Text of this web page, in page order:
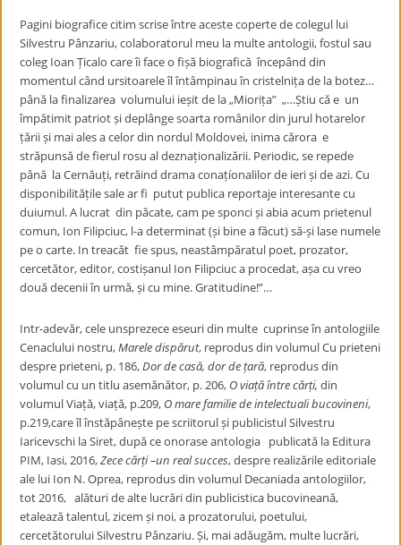
Pagini biografice citim scrise între aceste coperte de colegul lui
Silvestru Pânzariu, colaboratorul meu la multe antologii, fostul sau
coleg Ioan Țicalo care îi face o fișă biografică începând din
momentul când ursitoarele îl întâmpinau în cristelnița de la botez…
până la finalizarea volumului ieșit de la „Miorița” „…Știu că e un
împătimit patriot și deplânge soarta românilor din jurul hotarelor
țării și mai ales a celor din nordul Moldovei, inima cărora e
străpunsă de fierul rosu al deznaționalizării. Periodic, se repede
până la Cernăuți, retrăind drama conațíonalilor de ieri și de azi. Cu
disponibilitățile sale ar fi putut publica reportaje interesante cu
duiumul. A lucrat din păcate, cam pe sponci și abia acum prietenul
comun, Ion Filipciuc, l-a determinat (și bine a făcut) să-și lase numele
pe o carte. In treacăt fie spus, neastâmpăratul poet, prozator,
cercetător, editor, costișanul Ion Filipciuc a procedat, așa cu vreo
două decenii în urmă, și cu mine. Gratitudine!”…
Intr-adevăr, cele unsprezece eseuri din multe cuprinse în antologiile
Cenaclului nostru,Marele dispărut, reprodus din volumul Cu prieteni
despre prieteni, p. 186,Dor de casă, dor de țară, reprodus din
volumul cu un titlu asemănător, p. 206, O viață între cărți,din
volumul Viață, viață, p.209, O mare familie de intelectuali bucovineni,
p.219,care îl înstăpânește pe scriitorul și publicistul Silvestru
Iaricevschi la Siret, după ce onorase antologia publicată la Editura
PIM, Iasi, 2016,Zece cărți –un real succes, despre realizările editoriale
ale lui Ion N. Oprea, reprodus din volumul Decaniada antologiilor,
tot 2016, alături de alte lucrări din publicistica bucovineană,
etalează talentul, zicem și noi, a prozatorului, poetului,
cercetătorului Silvestru Pânzariu. Și, mai adăugăm, multe lucrări,